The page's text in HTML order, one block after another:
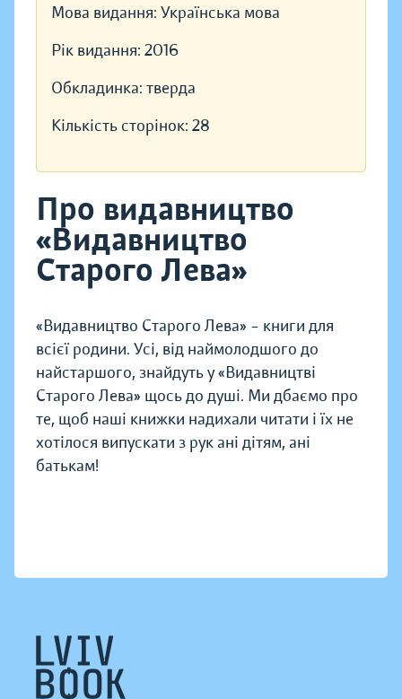
Мова видання: Українська мова
Рік видання: 2016
Обкладинка: тверда
Кількість сторінок: 28
Про видавництво
«Видавництво
Старого Лева»
«Видавництво Старого Лева» – книги для
всієї родини. Усі, від наймолодшого до
найстаршого, знайдуть у «Видавництві
Старого Лева» щось до душі. Ми дбаємо про
те, щоб наші книжки надихали читати і їх не
хотілося випускати з рук ані дітям, ані
батькам!